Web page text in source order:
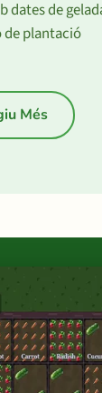
dates de
de plantació
Més